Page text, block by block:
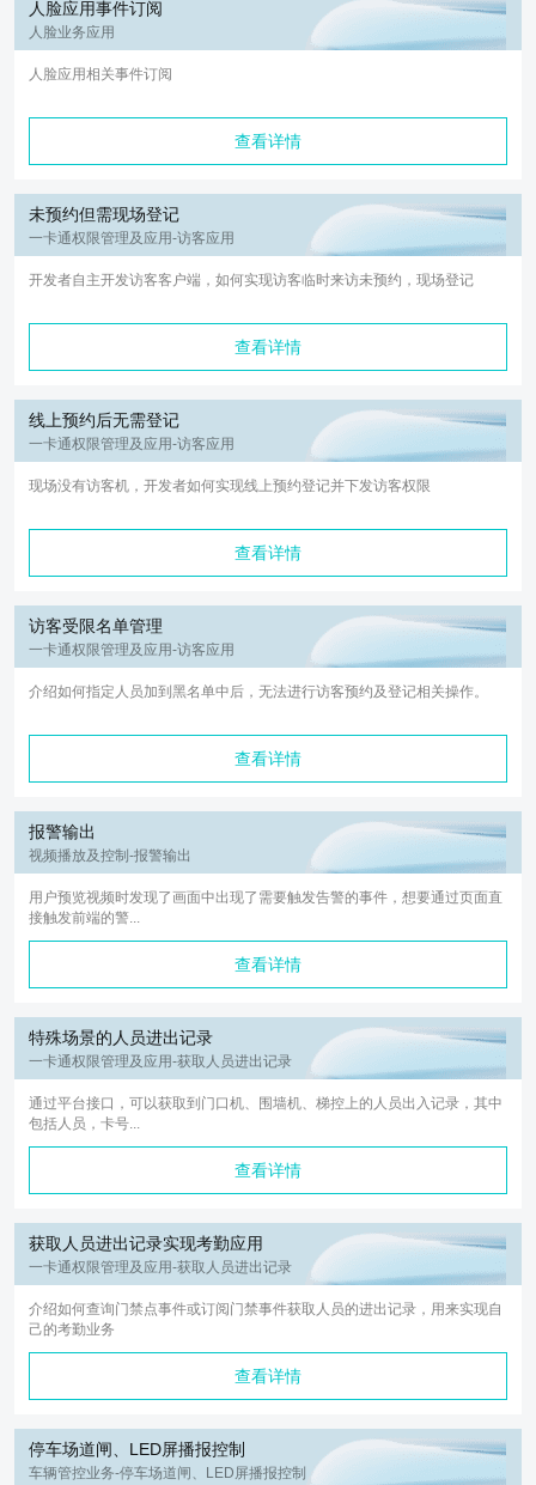
人脸应用事件订阅
人脸业务应用
人脸应用相关事件订阅
查看详情
未预约但需现场登记
一卡通权限管理及应用-访客应用
开发者自主开发访客客户端，如何实现访客临时来访未预约，现场登记
查看详情
线上预约后无需登记
一卡通权限管理及应用-访客应用
现场没有访客机，开发者如何实现线上预约登记并下发访客权限
查看详情
访客受限名单管理
一卡通权限管理及应用-访客应用
介绍如何指定人员加到黑名单中后，无法进行访客预约及登记相关操作。
查看详情
报警输出
视频播放及控制-报警输出
用户预览视频时发现了画面中出现了需要触发告警的事件，想要通过页面直
接触发前端的警...
查看详情
特殊场景的人员进出记录
一卡通权限管理及应用-获取人员进出记录
通过平台接口，可以获取到门口机、围墙机、梯控上的人员出入记录，其中
包括人员，卡号...
查看详情
获取人员进出记录实现考勤应用
一卡通权限管理及应用-获取人员进出记录
介绍如何查询门禁点事件或订阅门禁事件获取人员的进出记录，用来实现自
己的考勤业务
查看详情
停车场道闸、LED屏播报控制
车辆管控业务-停车场道闸、LED屏播报控制